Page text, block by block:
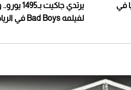
في
يرتدي
لفيلمه Bad Boys في الرياض بأناقة